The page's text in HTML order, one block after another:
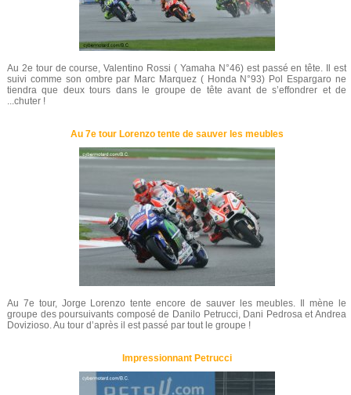
Au 2e tour de course, Valentino Rossi ( Yamaha N°46) est passé en tête. Il est
suivi comme son ombre par Marc Marquez ( Honda N°93) Pol Espargaro ne
tiendra que deux tours dans le groupe de tête avant de s’effondrer et de
...chuter !
Au 7e tour Lorenzo tente de sauver les meubles
Au 7e tour, Jorge Lorenzo tente encore de sauver les meubles. Il mène le
groupe des poursuivants composé de Danilo Petrucci, Dani Pedrosa et Andrea
Dovizioso. Au tour d’après il est passé par tout le groupe !
Impressionnant Petrucci